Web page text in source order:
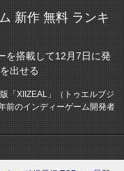
新作 無料 ランキ
を搭載して12月7日に発
出せる
「XIIZEAL」（トゥエルブジ
前のインディーゲーム開発者